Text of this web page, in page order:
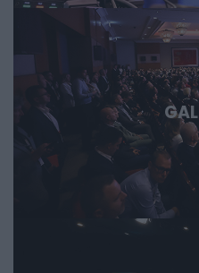
Magyarország és a régió. Deep Tech 2026. Döntéshozói
fórum azoknak, akik időben
következő évtizedek